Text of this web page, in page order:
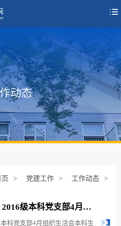

动态
页 > 党建工作 > 工作动态 >
级本科党支部4月组
科党支部4月组织生活会本科生